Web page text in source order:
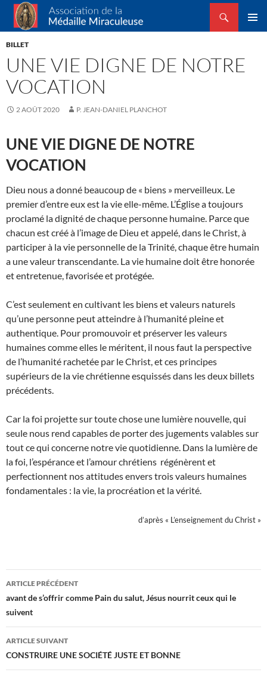
Association de la Médaille Miraculeuse
Recherche
ALLER
BILLET
UNE VIE DIGNE DE NOTRE
VOCATION
2 AOÛT 2020 P. JEAN-DANIEL PLANCHOT
UNE VIE DIGNE DE NOTRE
VOCATION
Dieu nous a donné beaucoup de « biens » merveilleux. Le
premier d’entre eux est la vie elle-même. L’Église a toujours
proclamé la dignité de chaque personne humaine. Parce que
chacun est créé à l’image de Dieu et appelé, dans le Christ, à
participer à la vie personnelle de la Trinité, chaque être humain
a une valeur transcendante. La vie humaine doit être honorée
et entretenue, favorisée et protégée.
C’est seulement en cultivant les biens et valeurs naturels
qu’une personne peut atteindre à l’humanité pleine et
authentique. Pour promouvoir et préserver les valeurs
humaines comme elles le méritent, il nous faut la perspective
de l’humanité rachetée par le Christ, et ces principes
supérieurs de la vie chrétienne esquissés dans les deux billets
précédents.
Car la foi projette sur toute chose une lumière nouvelle, qui
seule nous rend capa­bles de porter des jugements valables sur
tout ce qui concerne notre vie quotidienne. Dans la lumière de
la foi, l’espérance et l’amour chrétiens régénèrent et
perfectionnent nos attitudes envers trois valeurs humaines
fondamentales : la vie, la procréation et la vérité.
d’après « L’enseignement du Christ »
Navigation
des
articles
ARTICLE PRÉCÉDENT
avant de s’offrir comme Pain du salut, Jésus nourrit ceux qui le
suivent
ARTICLE SUIVANT
CONSTRUIRE UNE SOCIÉTÉ JUSTE ET BONNE